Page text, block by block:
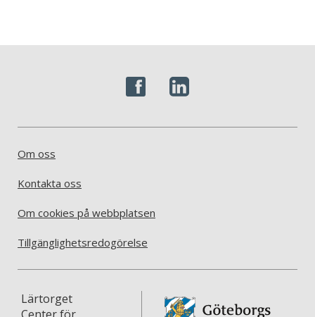
Om oss
Kontakta oss
Om cookies på webbplatsen
Tillgänglighetsredogörelse
Lärtorget